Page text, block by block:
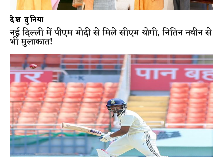
देश दुनिया
नई दिल्ली में पीएम मोदी से मिले सीएम योगी, नितिन नवीन से
भी मुलाकात!